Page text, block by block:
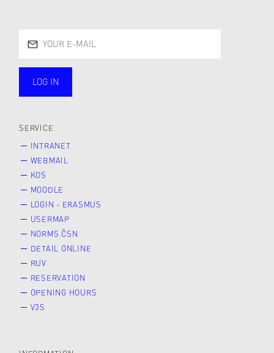
LOG IN
SERVICE
INTRANET
WEBMAIL
KOS
MOODLE
LOGIN - ERASMUS
USERMAP
NORMS ČSN
DETAIL ONLINE
RUV
RESERVATION
OPENING HOURS
V3S